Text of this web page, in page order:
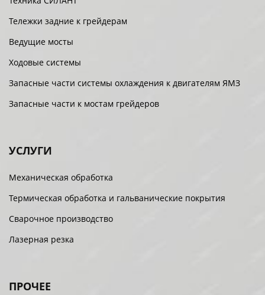
Тележки задние к грейдерам
Ведущие мосты
Ходовые системы
Запасные части системы охлаждения к двигателям ЯМЗ
Запасные части к мостам грейдеров
УСЛУГИ
Механическая обработка
Термическая обработка и гальванические покрытия
Сварочное производство
Лазерная резка
ПРОЧЕЕ